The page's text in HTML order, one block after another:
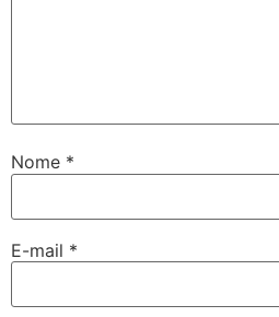
Nome *
E-mail *